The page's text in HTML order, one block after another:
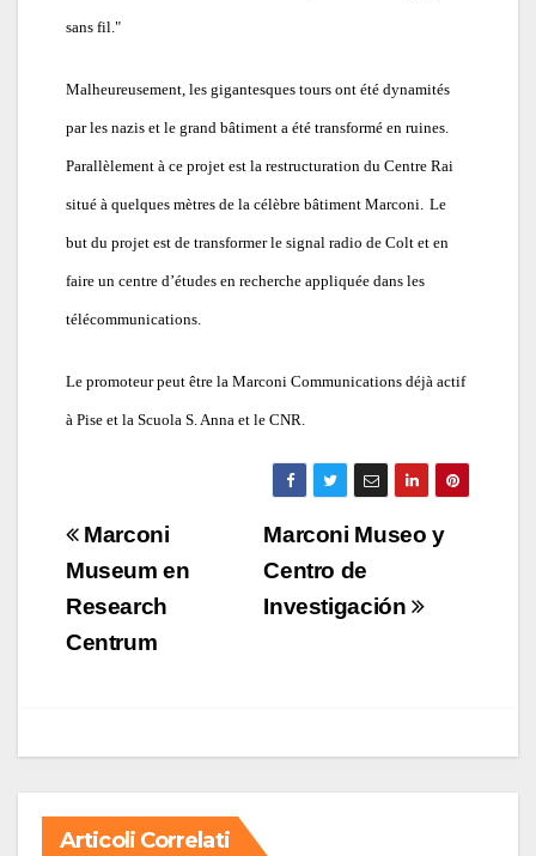
sans fil."
Malheureusement, les gigantesques tours ont été dynamités
par les nazis et le grand bâtiment a été transformé en ruines.
Parallèlement à ce projet est la restructuration du Centre Rai
situé à quelques mètres de la célèbre bâtiment Marconi. Le
but du projet est de transformer le signal radio de Colt et en
faire un centre d’études en recherche appliquée dans les
télécommunications.
Le promoteur peut être la Marconi Communications déjà actif
à Pise et la Scuola S. Anna et le CNR.
Navigazione
articoli
Marconi Museo y
Centro de
Investigación
Marconi
Museum en
Research
Centrum
Articoli Correlati